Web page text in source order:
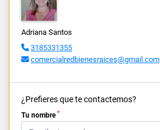
Adriana Santos
3185331355
comercialredbienesraices@gmail.com
¿Prefieres que te contactemos?
Tu nombre *